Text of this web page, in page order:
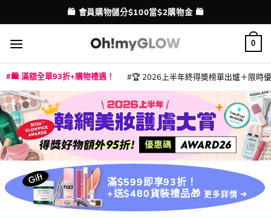
to
content
配送港澳
🛍️ 會員購物儲分$100當$2購物金 🛍️
0
🛍️ 滿額全單93折+購物禮遇！ 🏆 2026上半年終得奬榜單出爐＋限時
滿$599即享93折！
+送$480貨裝禮品🎁 更多詳情 ➜